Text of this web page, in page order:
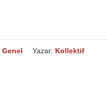
Genel Yazar: Kollektif